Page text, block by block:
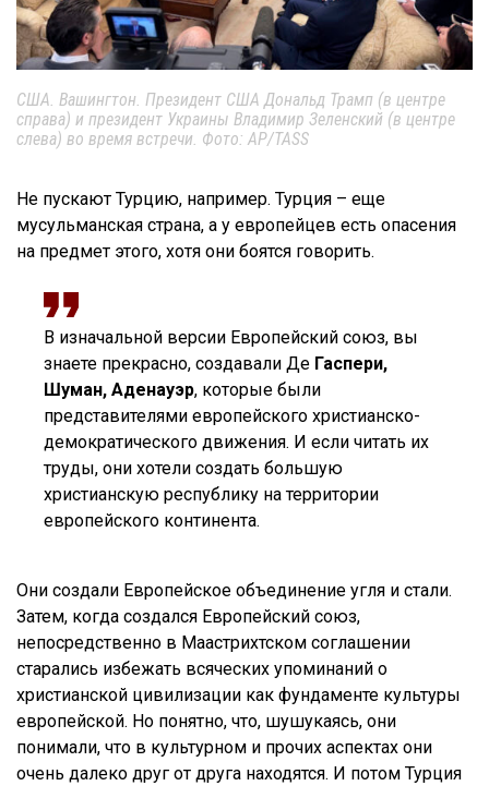
США. Вашингтон. Президент США Дональд Трамп (в центре
справа) и президент Украины Владимир Зеленский (в центре
слева) во время встречи. Фото: AP/TASS
Не пускают Турцию, например. Турция – еще
мусульманская страна, а у европейцев есть опасения
на предмет этого, хотя они боятся говорить.
В изначальной версии Европейский союз, вы
знаете прекрасно, создавали Де Гаспери,
Шуман, Аденауэр, которые были
представителями европейского христианско-
демократического движения. И если читать их
труды, они хотели создать большую
христианскую республику на территории
европейского континента.
Они создали Европейское объединение угля и стали.
Затем, когда создался Европейский союз,
непосредственно в Маастрихтском соглашении
старались избежать всяческих упоминаний о
христианской цивилизации как фундаменте культуры
европейской. Но понятно, что, шушукаясь, они
понимали, что в культурном и прочих аспектах они
очень далеко друг от друга находятся. И потом Турция